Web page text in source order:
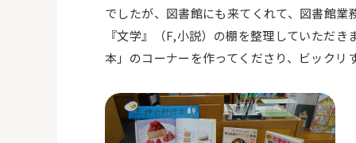
でしたが、図書館にも来てくれて、図書館
『文学』（F,小説）の棚を整理していただ
本」のコーナーを作ってくださり、ビック